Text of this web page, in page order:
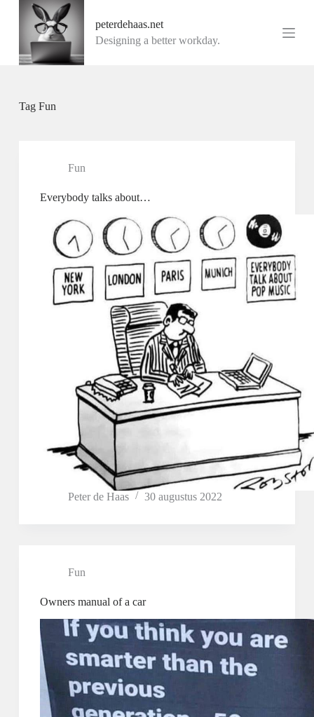
peterdehaas.net
Designing a better workday.
TagFun
Fun
Everybody talks about…
Peter de Haas 30 augustus 2022
Fun
Owners manual of a car